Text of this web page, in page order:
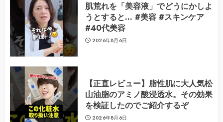
肌荒れを「美容液」でどうにかしよ
うとすると… #美容 #スキンケア
#40代美容
2026年8月6日
【正直レビュー】脂性肌に大人気松
山油脂のアミノ酸浸透水。その効果
を検証したのでご紹介するぞ
2026年8月6日